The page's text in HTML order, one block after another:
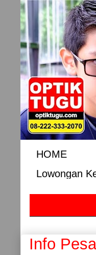
HOME
Lowongan
Info